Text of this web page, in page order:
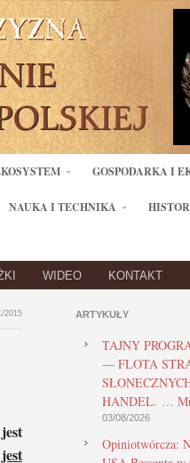
GOSPODARKA I
NAUKA I TECHNIKA
WIDEO KONTAKT
2015 ARTYKUŁY
TAJNY
— FLOTA
HANDEL. …
03/08/2026
Opiniotwórcza: